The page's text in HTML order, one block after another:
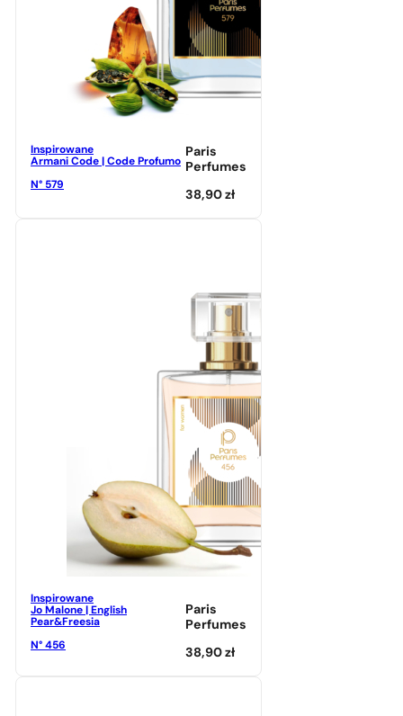
Inspirowane
Armani Code | Code Profumo
N° 579
Paris
Perfumes
38,90zł
Inspirowane
Jo Malone | English
Pear&Freesia
N° 456
Paris
Perfumes
38,90zł